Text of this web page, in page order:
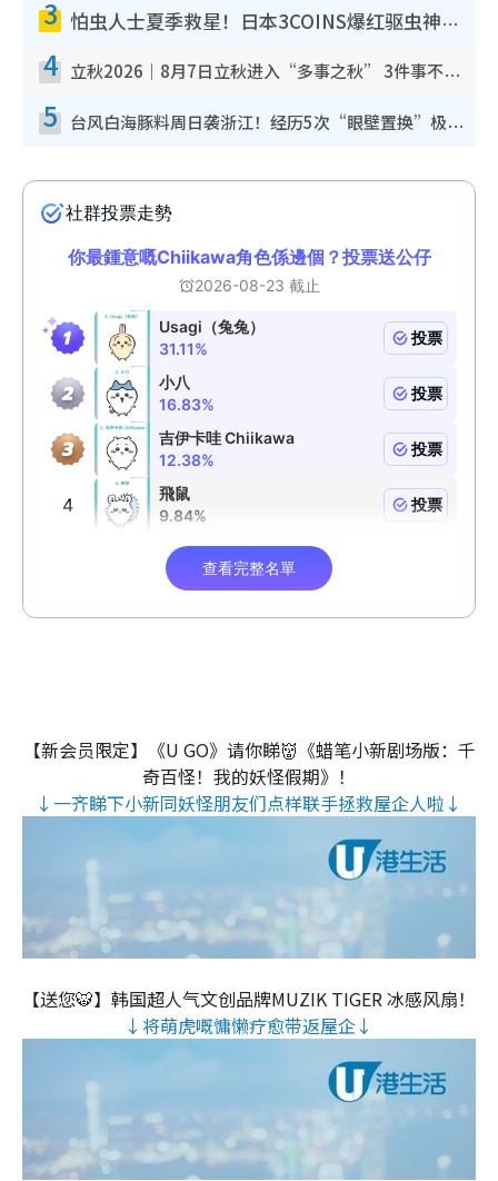
3 怕虫人士夏季救星！日本3COINS爆红驱虫神器$45起 1招“全程免触碰”轻松搞定小强
4 立秋2026｜8月7日立秋进入“多事之秋” 3件事不可做！专家教6招开运 清杂物／钱包纳气接好运
5 台风白海豚料周日袭浙江！经历5次“眼壁置换”极罕见 成登陆内地最长途台风
【新会员限定】《U GO》请你睇👹《蜡笔小新剧场版：千
奇百怪！我的妖怪假期》！
↓一齐睇下小新同妖怪朋友们点样联手拯救屋企人啦↓
【送您🐯】韩国超人气文创品牌MUZIK TIGER 冰感风扇！
↓将萌虎嘅慵懒疗愈带返屋企↓